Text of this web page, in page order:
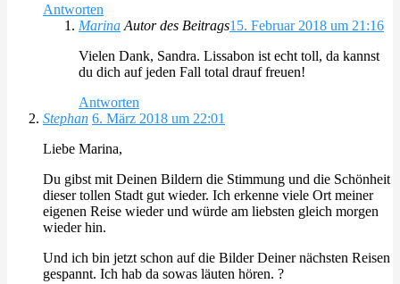
Antworten
Marina Autor des Beitrags15. Februar 2018 um 21:16
Vielen Dank, Sandra. Lissabon ist echt toll, da kannst
du dich auf jeden Fall total drauf freuen!
Antworten
Stephan 6. März 2018 um 22:01
Liebe Marina,
Du gibst mit Deinen Bildern die Stimmung und die Schönheit
dieser tollen Stadt gut wieder. Ich erkenne viele Ort meiner
eigenen Reise wieder und würde am liebsten gleich morgen
wieder hin.
Und ich bin jetzt schon auf die Bilder Deiner nächsten Reisen
gespannt. Ich hab da sowas läuten hören. ?